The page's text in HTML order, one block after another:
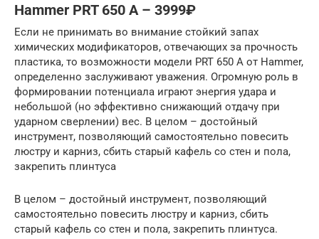
Hammer PRT 650 A – 3999₽
Если не принимать во внимание стойкий запах
химических модификаторов, отвечающих за прочность
пластика, то возможности модели PRT 650 A от Hammer,
определенно заслуживают уважения. Огромную роль в
формировании потенциала играют энергия удара и
небольшой (но эффективно снижающий отдачу при
ударном сверлении) вес. В целом – достойный
инструмент, позволяющий самостоятельно повесить
люстру и карниз, сбить старый кафель со стен и пола,
закрепить плинтуса
В целом – достойный инструмент, позволяющий
самостоятельно повесить люстру и карниз, сбить
старый кафель со стен и пола, закрепить плинтуса.